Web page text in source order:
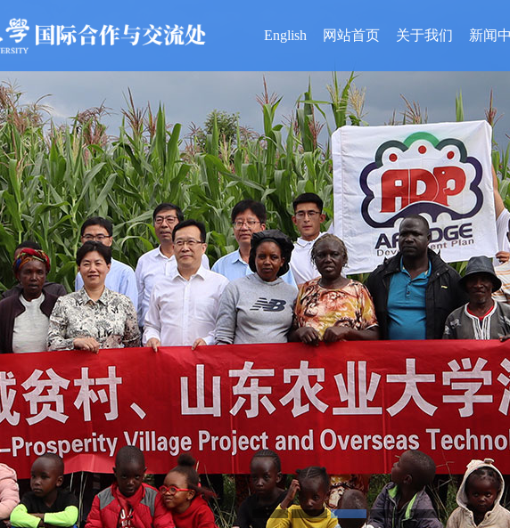
English 网站首页 关于我们 新闻